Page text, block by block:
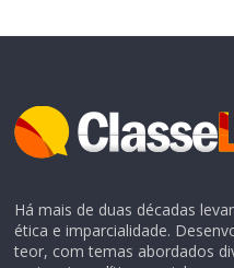
Há mais de duas décadas
ética e imparcialidade.
teor, com temas abordados